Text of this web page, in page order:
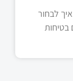
לבחור
בטיחות